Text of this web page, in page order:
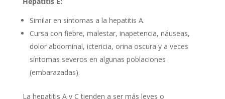
Similar en síntomas a la hepatitis A.
Cursa con fiebre, malestar, inapetencia, náuseas,
dolor abdominal, ictericia, orina oscura y a veces
síntomas severos en algunas poblaciones
(embarazadas).
La hepatitis A y C tienden a ser más leves o